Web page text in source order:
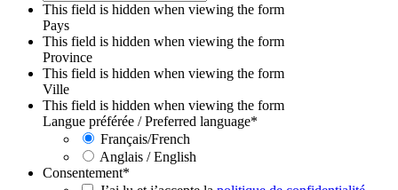
This field is hidden when viewing the form
Pays
This field is hidden when viewing the form
Province
This field is hidden when viewing the form
Ville
This field is hidden when viewing the form
Langue préférée / Preferred language*
Français/French
Anglais / English
Consentement*